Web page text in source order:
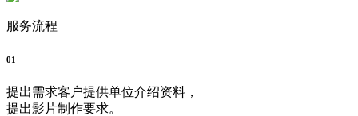
服务流程
01
提出需求客户提供单位介绍资料，
提出影片制作要求。